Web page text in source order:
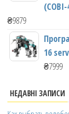
₴9879
16
₴7999
НЕДАВНІ ЗАПИСИ